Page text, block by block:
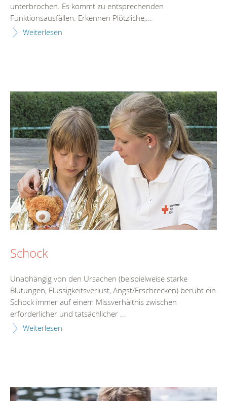
unterbrochen. Es kommt zu entsprechenden
Funktionsausfällen. Erkennen Plötzliche,...
Weiterlesen
Schock
Unabhängig von den Ursachen (beispielweise starke
Blutungen, Flüssigkeitsverlust, Angst/Erschrecken) beruht ein
Schock immer auf einem Missverhältnis zwischen
erforderlicher und tatsächlicher ...
Weiterlesen